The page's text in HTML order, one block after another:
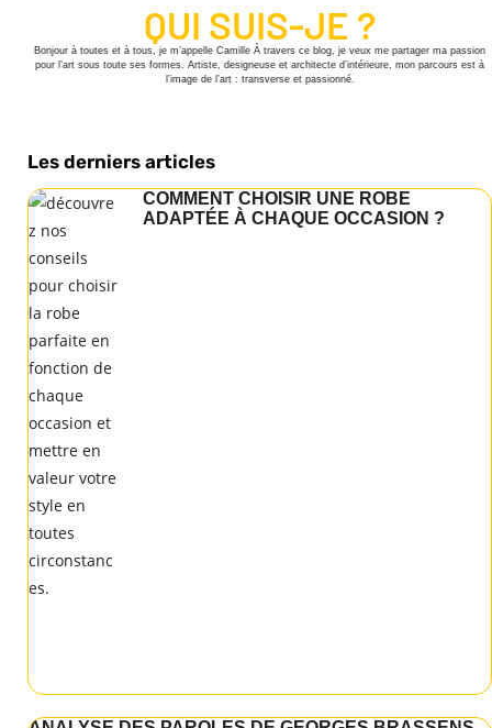
QUI SUIS-JE ?
Bonjour à toutes et à tous, je m’appelle Camille À travers ce blog, je veux me partager ma passion
pour l’art sous toute ses formes. Artiste, designeuse et architecte d’intérieure, mon parcours est à
l’image de l’art : transverse et passionné.
Les derniers articles
COMMENT CHOISIR UNE ROBE
ADAPTÉE À CHAQUE OCCASION ?